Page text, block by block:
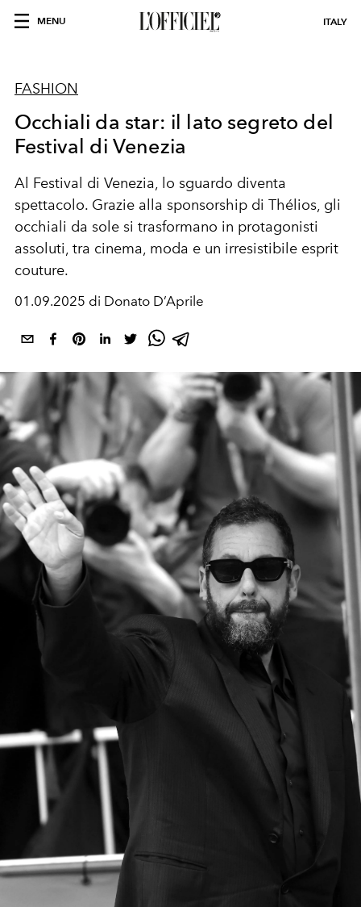
MENU ITALY
FASHION
Occhiali da star: il lato segreto del
Festival di Venezia
Al Festival di Venezia, lo sguardo diventa
spettacolo. Grazie alla sponsorship di Thélios, gli
occhiali da sole si trasformano in protagonisti
assoluti, tra cinema, moda e un irresistibile esprit
couture.
01.09.2025 di Donato D’Aprile